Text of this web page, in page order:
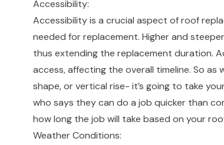
Accessibility:
Accessibility is a crucial aspect of roof
needed for replacement. Higher and
thus extending the replacement duration.
access, affecting the overall timeline. So
shape, or vertical rise- it’s going to take
who says they can do a job quicker than
how long the job will take based on your roof’s condition.​​​​‌
Weather Conditions:​​​​‌ ‍ ​‍​‍‌‍ ‌ ​‍‌‍‍‌‌‍‌ ‌‍‍‌‌‍ ‍​‍​‍​ ‍‍​‍​‍‌ ​ ‌‍​‌‌‍ ‍‌‍‍‌‌ ‌​‌ ‍‌​‍ ‍‌‍‍‌‌‍ ​‍​‍​‍ ​​‍​‍‌‍‍​‌ ​‍‌‍‌‌‌‍‌‍​‍​‍​ ‍‍​‍​‍‌‍‍​‌ ‌​‌ ‌​‌ ​​​ ‍‍​‍ ​‍ ‌‍ ​‌‍ ‌‍​ ‌‍​‌‌‍ ​‌‍‍​‌‍ ‌ ​ ‌ ‌​​ ‍‍​ ​ ​ ​ ​ ​ ​ ​ ​‍ ‌‍‍‌‌‍ ‍‌ ‌​‌‍‌‌‌‍ ‍‌ ‌​​‍ ‌‍‌‌‌‍‌​‌‍‍‌‌ ‌​​‍ ‌‍ ‌‌‍ ‌‍‌​‌‍‌‌​ ‌‌ ​​‌ ​‍‌‍‌‌‌ ​ ‌‍‌‌‌‍ ‍‌ ‌​‌‍​‌‌ ‌​‌‍‍‌‌‍ ‌‍ ‍​ ‍ ‌‍‍‌‌‍‌​​ ‌‌‍​‍‌‍ ​‌‍ ‌‍‌ ​‍ ‌‌ ‌ ‌ ​​​‍ ‌‌‍‍​‌‍ ‌ ‌ ​‍ ‌‌‍ ​‌‍ ‌‍ ‍‌‍‌ ​‍ ‌‌‍‌​‌‍ ‌‍‌‌‌ ​ ​‍ ‌‌‍​‌​‍ ‌‌ ​‍‌‍ ‌‍ ‌‍‌‍​‍ ‌‌ ​‍‌‍‌‌‌ ​​‌‍ ​‌‍​‌‌‍​ ‌‍‌‌‌‍ ‌‌‍‌‌‌‍ ‍‌ ‌​​‍ ‌‌ ‌​‌‍​‌‌‍‍ ‌‍‌‌​ ‍ ‌ ‌​‌ ‍‌‌ ​​‌‍‌‌​ ‌‌‍​‍‌‍ ​‌‍ ‌‍‌ ​ ‍ ‌ ​​‌‍​‌‌ ‌​‌‍‍​​ ‌‌ ​‍‌‍‍‌‌‍​ ‌‍‍​‌‌‌​‌‍‌‌‌ ‍​‌ ‌​​‍‌‌​ ‌‌‌​​‍‌‌ ‌‍‍ ‌‍‌‌‌ ‍‌​‍‌‌​ ​ ‌​‌​​‍‌‌​ ​ ‌​‌​​‍‌‌​ ​‍​ ​‍​ ​​​ ‍​​ ‌​​ ‌‌‌‍‌​‌‍​ ​ ​‌​ ‌ ​ ‌ ​ ‍‌‌‍​‍​ ‌ ​‍‌‌​ ​‍​ ​‍​‍‌‌​ ‌‌‌​‌​​‍ ‍‌‍​ ‌‍‍​‌‍‍‌‌‍ ​‌‍‌​‌ ​‍‌‍‌‌‌‍ ‍​‍‌‌​ ‌‌‌​​‍‌‌ ‌‍‍ ‌‍‌‌‌ ‍‌​‍‌‌​ ​ ‌​‌​​‍‌‌​ ​ ‌​‌​​‍‌‌​ ​‍​ ​‍​ ‍​​ ‌‍​ ​ ​ ​​​ ​‍​ ​‌​ ‌ ​ ​ ​ ‌ ‌‍‌‍‌‍‌‍‌‍‌‌​‍‌‌​ ​‍​ ​‍​‍‌‌​ ‌‌‌​‌​​‍ ‍‌ ‌​‌‍‌‌‌ ‍​‌ ‌​​ ‌‍​‍‌‍​‌‌ ​ ‌‍‌‌‌‌‌‌‌ ​‍‌‍ ​​ ‌‌‍‍​‌ ‌​‌ ‌​‌ ​​​‍‌‌​ ​ ‌​​‌​‍‌‌​ ​‍‌​‌‍​‍‌‌​ ​‍‌​‌‍‌‍ ​‌‍ ‌‍​ ‌‍​‌‌‍ ​‌‍‍​‌‍ ‌ ​ ‌ ‌​​‍‌‌​ ​ ‌​​‌​ ​ ​ ​ ​ ​ ​ ​ ​‍‌‍‌‍‍‌‌‍‌​​ ‌‌‍​‍‌‍ ​‌‍ ‌‍‌ ​‍ ‌‌ ‌ ‌ ​​​‍ ‌‌‍‍​‌‍ ‌ ‌ ​‍ ‌‌‍ ​‌‍ ‌‍ ‍‌‍‌ ​‍ ‌‌‍‌​‌‍ ‌‍‌‌‌ ​ ​‍ ‌‌‍​‌​‍ ‌‌ ​‍‌‍ ‌‍ ‌‍‌‍​‍ ‌‌ ​‍‌‍‌‌‌ ​​‌‍ ​‌‍​‌‌‍​ ‌‍‌‌‌‍ ‌‌‍‌‌‌‍ ‍‌ ‌​​‍ ‌‌ ‌​‌‍​‌‌‍‍ ‌‍‌‌​‍‌‍‌ ‌​‌ ‍‌‌ ​​‌‍‌‌​ ‌‌‍​‍‌‍ ​‌‍ ‌‍‌ ​‍‌‍‌ ​​‌‍​‌‌ ‌​‌‍‍​​ ‌‌ ​‍‌‍‍‌‌‍​ ‌‍‍​‌‌‌​‌‍‌‌‌ ‍​‌ ‌​​‍‌‌​ ‌‌‌​​‍‌‌ ‌‍‍ ‌‍‌‌‌ ‍‌​‍‌‌​ ​ ‌​‌​​‍‌‌​ ​ ‌​‌​​‍‌‌​ ​‍​ ​‍​ ​​​ ‍​​ ‌​​ ‌‌‌‍‌​‌‍​ ​ ​‌​ ‌ ​ ‌ ​ ‍‌‌‍​‍​ ‌ ​‍‌‌​ ​‍​ ​‍​‍‌‌​ ‌‌‌​‌​​‍ ‍‌‍​ ‌‍‍​‌‍‍‌‌‍ ​‌‍‌​‌ ​‍‌‍‌‌‌‍ ‍​‍‌‌​ ‌‌‌​​‍‌‌ ‌‍‍ ‌‍‌‌‌ ‍‌​‍‌‌​ ​ ‌​‌​​‍‌‌​ ​ ‌​‌​​‍‌‌​ ​‍​ ​‍​ ‍​​ ‌‍​ ​ ​ ​​​ ​‍​ ​‌​ ‌ ​ ​ ​ ‌ ‌‍‌‍‌‍‌‍‌‍‌‌​‍‌‌​ ​‍​ ​‍​‍‌‌​ ‌‌‌​‌​​‍ ‍‌ ‌​‌‍‌‌‌ ‍​‌ ‌​​‍‌‍‌ ​​‌‍‌‌‌ ​‍‌ ​ ‌ ​​‌‍‌‌‌‍​ ‌ ‌​‌‍‍‌‌ ‌‍‌‍‌‌​ ‌‌ ​​‌ ‌‌‌‍​‍‌‍ ​‌‍‍‌‌ ​ ‌‍‍​‌‍‌‌‌‍‌​​‍​‍‌ ‌